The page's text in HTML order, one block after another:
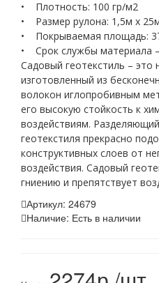
• Плотность: 100 гр/м2
• Размер рулона: 1,5м х
• Покрываемая площадь:
• Срок службы материала
Садовый геотекстиль – это
изготовленный из
волокон иглопробивным
его высокую стойкость к
воздействиям.
геотекстиля прекрасно
конструктивных слоев от
воздействия. Садовый
гниению и препятствует
Артикул: 24679
Наличие: Есть в наличии